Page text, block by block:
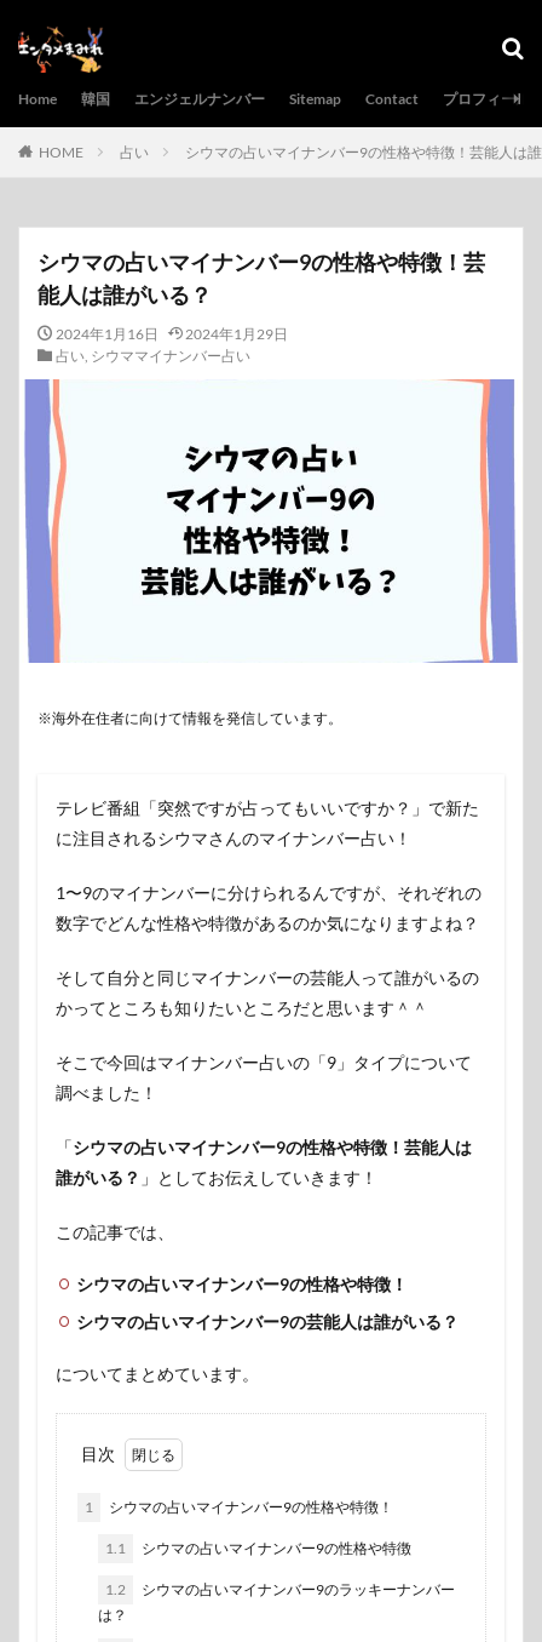
Home 韓国 エンジェルナンバー Sitemap Contact プロフィール
HOME 占い シウマの占いマイナンバー9の性格や特徴！芸能人は
シウマの占いマイナンバー9の性格や特徴！芸
能人は誰がいる？
2024年1月16日
2024年1月29日
占い, シウママイナンバー占い
※海外在住者に向けて情報を発信しています。
テレビ番組「突然ですが占ってもいいですか？」で新た
に注目されるシウマさんのマイナンバー占い！
1〜9のマイナンバーに分けられるんですが、それぞれの
数字でどんな性格や特徴があるのか気になりますよね？
そして自分と同じマイナンバーの芸能人って誰がいるの
かってところも知りたいところだと思います＾＾
そこで今回はマイナンバー占いの「9」タイプについて
調べました！
「シウマの占いマイナンバー9の性格や特徴！芸能人は
誰がいる？ 」としてお伝えしていきます！
この記事では、
シウマの占いマイナンバー9の性格や特徴！
シウマの占いマイナンバー9の芸能人は誰がいる？
についてまとめています。
目次
1 シウマの占いマイナンバー9の性格や特徴！
1.1 シウマの占いマイナンバー9の性格や特徴
1.2
シウマの占いマイナンバー9のラッキーナンバー
は？